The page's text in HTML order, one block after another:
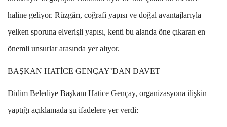
haline geliyor. Rüzgârı, coğrafi yapısı ve doğal avantajlarıyla
yelken sporuna elverişli yapısı, kenti bu alanda öne çıkaran en
önemli unsurlar arasında yer alıyor.
BAŞKAN HATİCE GENÇAY’DAN DAVET
Didim Belediye Başkanı Hatice Gençay, organizasyona ilişkin
yaptığı açıklamada şu ifadelere yer verdi: